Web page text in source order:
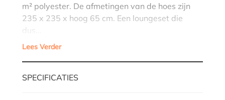
m² polyester. De afmetingen van de hoes zijn
235 x 235 x hoog 65 cm. Een loungeset die
dus…
Lees Verder
SPECIFICATIES